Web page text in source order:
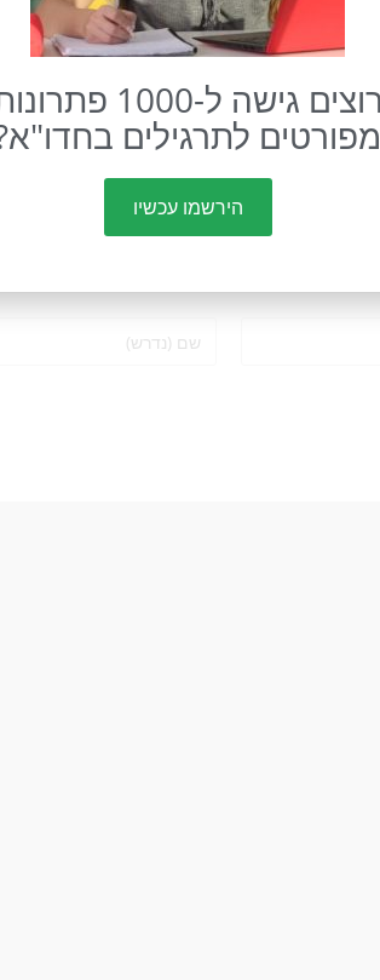
רוצים גישה ל-1000
מפורטים לתרגילים
הירשמו עכשיו